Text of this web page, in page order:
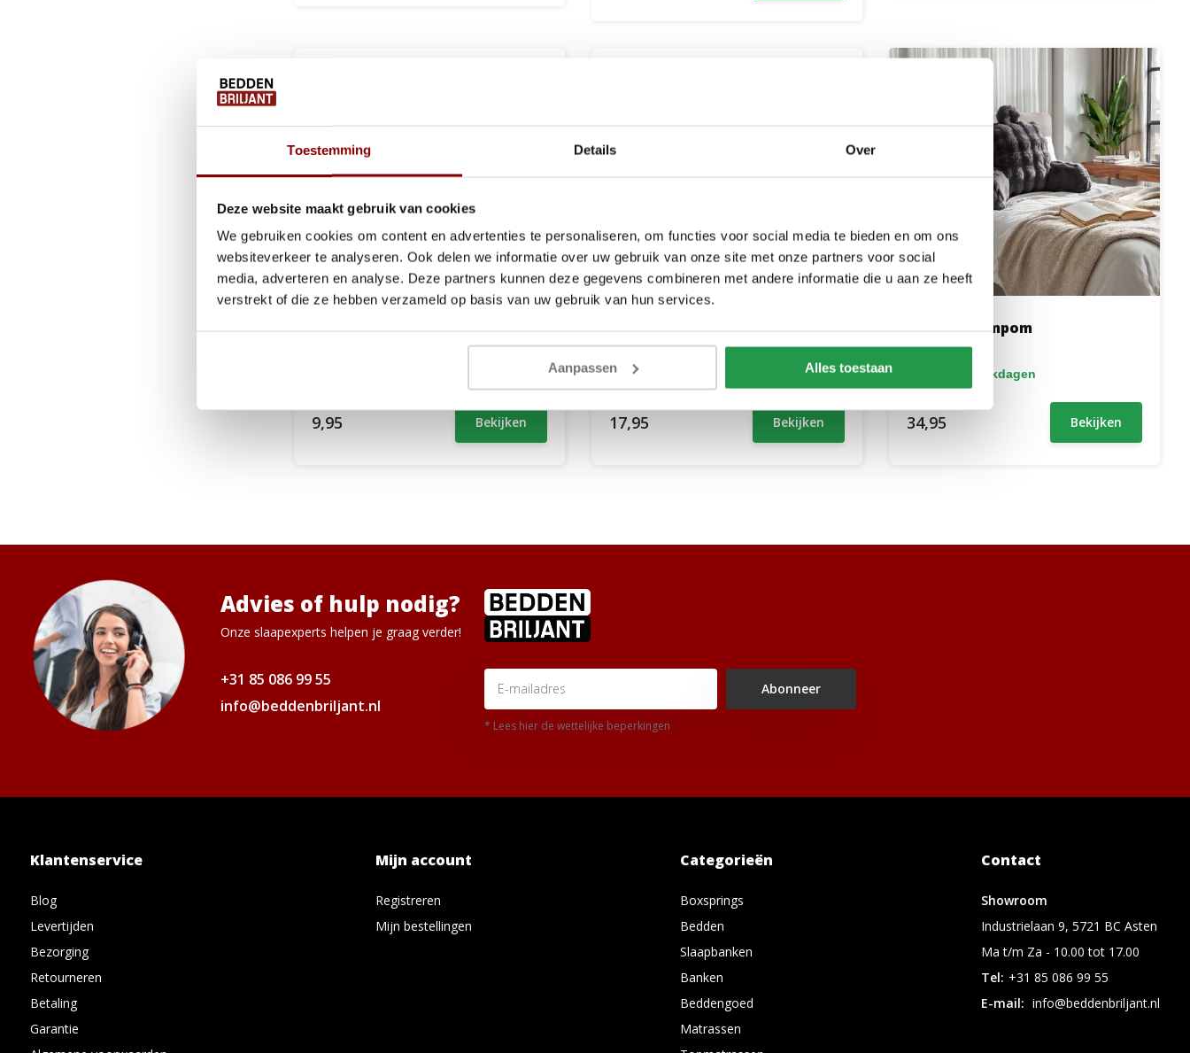
Toestemming Details Over
Deze website maakt gebruik van cookies
We gebruiken cookies om content en advertenties te personaliseren, om functies voor social media te bieden en om ons
websiteverkeer te analyseren. Ook delen we informatie over uw gebruik van onze site met onze partners voor social
media, adverteren en analyse. Deze partners kunnen deze gegevens combineren met andere informatie die u aan ze heeft
verstrekt of die ze hebben verzameld op basis van uw gebruik van hun services.
Aanpassen Alles toestaan
Geleiders
9,95 Bekijken
Antislipmat SlipStop
1 tot 2 werkdagen
17,95 Bekijken
Bedrest Pompom
1 tot 2 werkdagen
34,95 Bekijken
Advies of hulp nodig?
Onze slaapexperts helpen je graag verder!
+31 85 086 99 55
info@beddenbriljant.nl
Abonneer
* Lees hier de wettelijke beperkingen
Klantenservice
Blog
Levertijden
Bezorging
Retourneren
Betaling
Garantie
Mijn account
Registreren
Mijn bestellingen
Categorieën
Boxsprings
Bedden
Slaapbanken
Banken
Beddengoed
Matrassen
Contact
Showroom
Industrielaan 9, 5721 BC Asten
Ma t/m Za - 10.00 tot 17.00
Tel: +31 85 086 99 55
E-mail: info@beddenbriljant.nl